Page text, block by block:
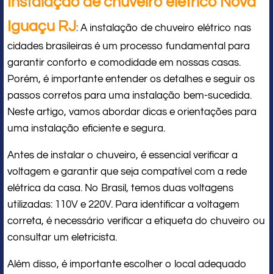
Iguaçu RJ: A instalação de chuveiro elétrico nas
cidades brasileiras é um processo fundamental para
garantir conforto e comodidade em nossas casas.
Porém, é importante entender os detalhes e seguir os
passos corretos para uma instalação bem-sucedida.
Neste artigo, vamos abordar dicas e orientações para
uma instalação eficiente e segura.
Antes de instalar o chuveiro, é essencial verificar a
voltagem e garantir que seja compatível com a rede
elétrica da casa. No Brasil, temos duas voltagens
utilizadas: 110V e 220V. Para identificar a voltagem
correta, é necessário verificar a etiqueta do chuveiro ou
consultar um eletricista.
Além disso, é importante escolher o local adequado